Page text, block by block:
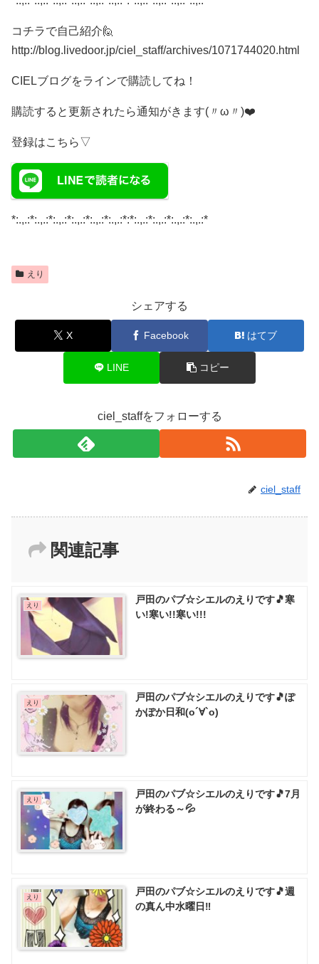
コチラで自己紹介🙋
http://blog.livedoor.jp/ciel_staff/archives/1071744020.html
CIELブログをラインで購読してね！
購読すると更新されたら通知がきます(〃ω〃)❤️
登録はこちら▽
*:.,.:*:.,.:*:.,.:*:.,.:*:.,.:*:.,.:*:*:.,.:*:.,.:*:.,.:*:.,.:*
えり
シェアする
X Facebook はてブ
LINE コピー
ciel_staffをフォローする
ciel_staff
関連記事
えり
戸田のパブ☆シエルのえりです🎵寒
い!寒い!!寒い!!!
えり
戸田のパブ☆シエルのえりです🎵ぽ
かぽか日和(о´∀`о)
えり
戸田のパブ☆シエルのえりです🎵7月
が終わる～💦
えり
戸田のパブ☆シエルのえりです🎵週
の真ん中水曜日‼️